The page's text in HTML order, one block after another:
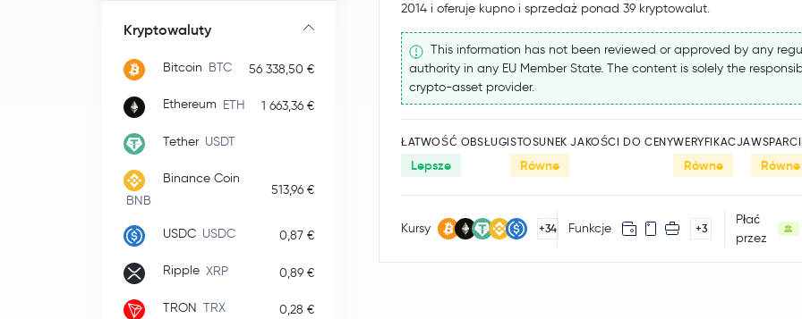
Kryptowaluty
Bitcoin BTC 56 338,50 €
Ethereum ETH 1 663,36 €
Tether USDT
Binance Coin
BNB
513,96 €
USDC USDC 0,87 €
Ripple XRP 0,89 €
TRON TRX 0,28 €
2014 i oferuje kupno i sprzedaż ponad 39 kryptowalut.
This information has not been reviewed or approved by any
authority in any EU Member State. The content is solely the
crypto-asset provider.
ŁATWOŚĆ OBSŁUGI
Lepsze
STOSUNEK JAKOŚCI DO CENY
Równe
WERYFIKACJA
Równe Równe
Kursy +34 Funkcje +3
Płać
przez